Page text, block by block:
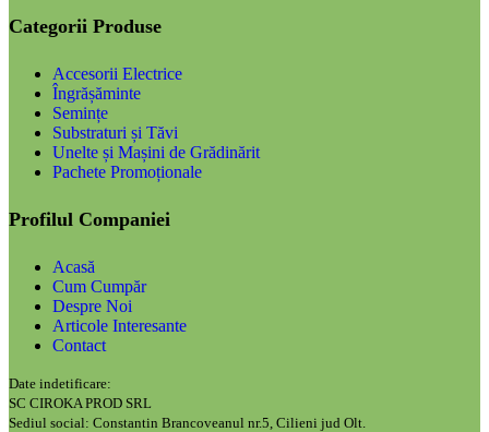
Categorii Produse
Accesorii Electrice
Îngrășăminte
Semințe
Substraturi și Tăvi
Unelte și Mașini de Grădinărit
Pachete Promoționale
Profilul Companiei
Acasă
Cum Cumpăr
Despre Noi
Articole Interesante
Contact
Date indetificare:
SC CIROKA PROD SRL
Sediul social: Constantin Brancoveanul nr.5, Cilieni jud Olt.